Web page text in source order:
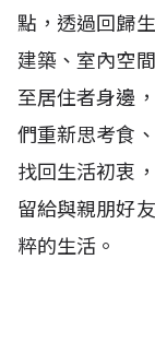
點，透過回歸
建築、室內空
至居住者身邊
們重新思考食
找回生活初衷
留給與親朋好
粹的生活。